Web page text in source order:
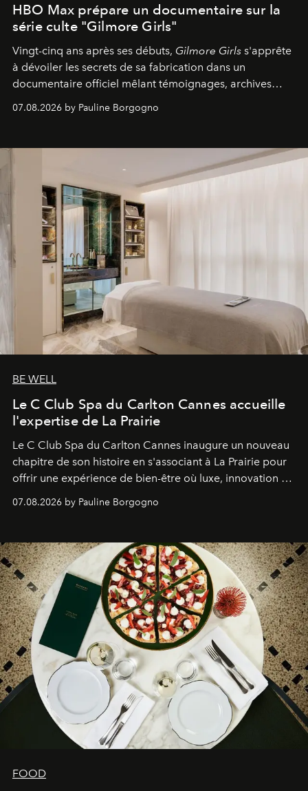
HBO Max prépare un documentaire sur la
série culte "Gilmore Girls"
Vingt-cinq ans après ses débuts, Gilmore Girls s'apprête
à dévoiler les secrets de sa fabrication dans un
documentaire officiel mêlant témoignages, archives
générationnel.
07.08.2026 by Pauline Borgogno
BE WELL
Le C Club Spa du Carlton Cannes accueille
l'expertise de La Prairie
Le C Club Spa du Carlton Cannes inaugure un nouveau
chapitre de son histoire en s'associant à La Prairie pour
offrir une expérience de bien-être où luxe, innovation et
07.08.2026 by Pauline Borgogno
FOOD